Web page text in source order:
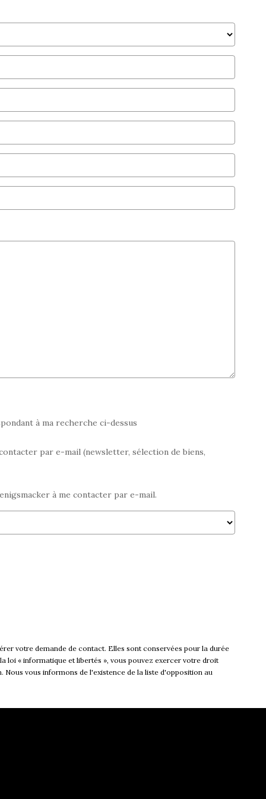
à ma recherche ci-dessus
par e-mail (newsletter, sélection de biens,
à me contacter par e-mail.
votre demande de contact. Elles sont conservées pour la durée
loi « informatique et libertés », vous pouvez exercer votre droit
vous informons de l'existence de la liste d'opposition au